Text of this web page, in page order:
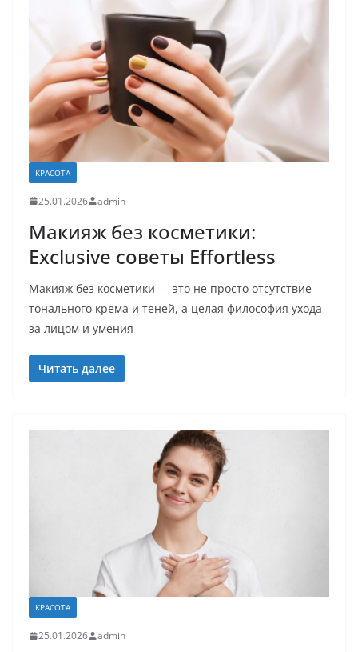
КРАСОТА
25.01.2026 admin
Макияж без косметики:
Exclusive советы Effortless
Макияж без косметики — это не просто отсутствие
тонального крема и теней, а целая философия ухода
за лицом и умения
Читать далее
КРАСОТА
25.01.2026 admin